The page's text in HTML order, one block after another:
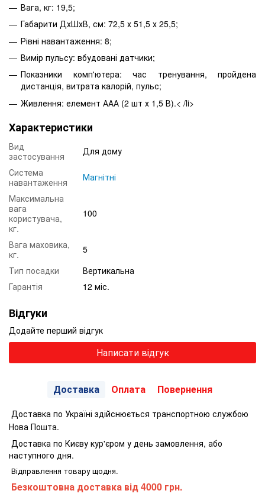
Вага, кг: 19,5;
Габарити ДхШхВ, см: 72,5 х 51,5 х 25,5;
Рівні навантаження: 8;
Вимір пульсу: вбудовані датчики;
Показники комп'ютера: час тренування, пройдена
дистанція, витрата калорій, пульс;
Живлення: елемент ААА (2 шт х 1,5 В).< /li>
Характеристики
Вид
застосування
Для дому
Система
навантаження
Магнітні
Максимальна
вага
користувача,
кг.
100
Вага маховика,
кг.
5
Тип посадки
Вертикальна
Гарантія
12 міс.
Відгуки
Додайте перший відгук
Написати відгук
Доставка Оплата Повернення
Доставка по Україні здійснюється транспортною службою
Нова Пошта.
Доставка по Києву кур'єром у день замовлення, або
наступного дня.
Відправлення товару щодня.
Безкоштовна доставка від 4000 грн.